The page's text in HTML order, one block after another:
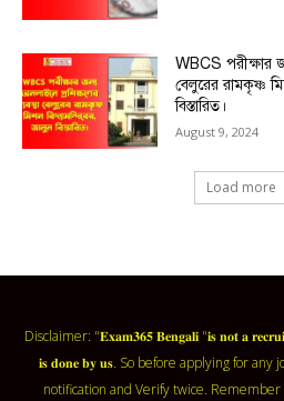
WBCS পরীক্ষার
বেলুরের রামকৃষ্ণ
বিস্তারিত।
August 9, 2024
Load more
Disclaimer: "𝐄𝐱𝐚𝐦𝟑𝟔𝟓 𝐁𝐞𝐧𝐠𝐚𝐥𝐢 "𝐢𝐬 𝐧𝐨𝐭 𝐚
𝐢𝐬 𝐝𝐨𝐧𝐞 𝐛𝐲 𝐮𝐬. So before applying for
notification and Verify twice.